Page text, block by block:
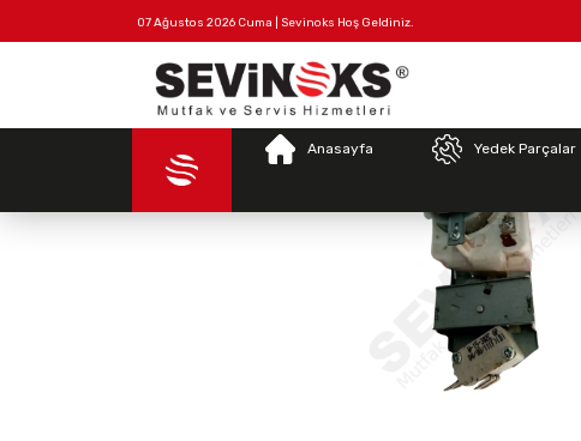
07 Ağustos 2026 Cuma | Sevinoks Hoş Geldiniz.
Tüm
Hakkımızdaİletişim
Anasayfa
Yedek Parçalar